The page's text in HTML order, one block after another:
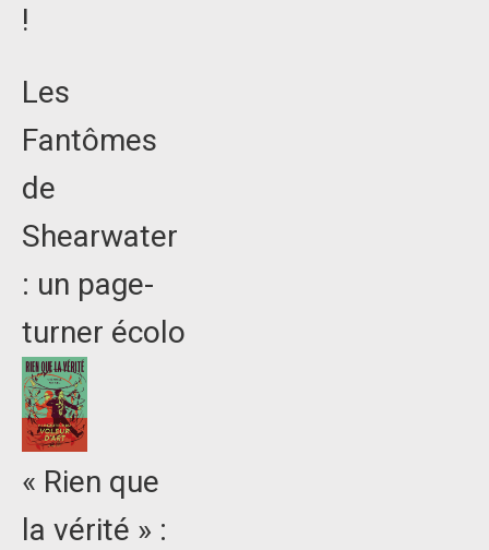
!
Les
Fantômes
de
Shearwater
: un page-
turner écolo
« Rien que
la vérité » :